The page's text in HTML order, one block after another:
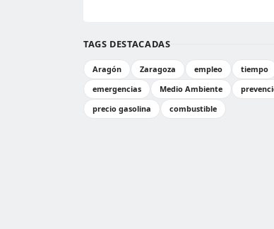
TAGS DESTACADAS
Aragón Zaragoza empleo tiempo
emergencias
Medio Ambiente
precio gasolina
combustible